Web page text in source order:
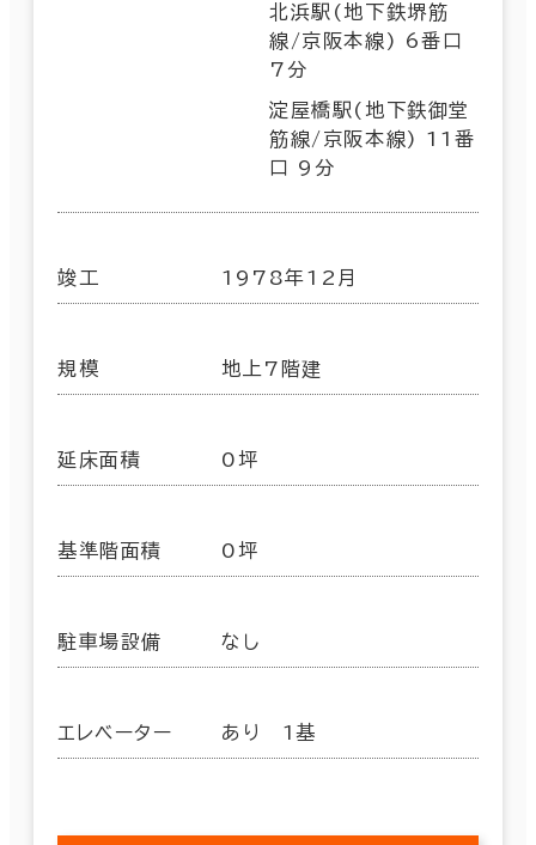
北浜駅(地下鉄堺筋
線/京阪本線) 6番口
7分
淀屋橋駅(地下鉄御堂
筋線/京阪本線) 11番
口 9分
竣工 1978年12月
規模 地上7階建
延床面積 0坪
基準階面積 0坪
駐車場設備 なし
エレベーター あり 1基